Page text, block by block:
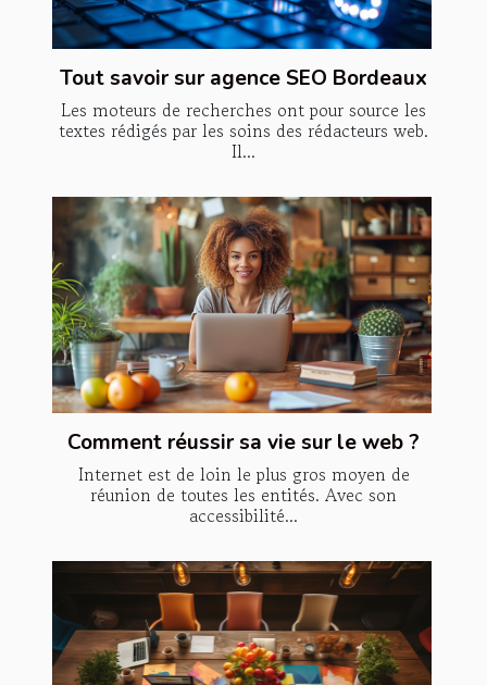
Tout savoir sur agence SEO Bordeaux
Les moteurs de recherches ont pour source les
textes rédigés par les soins des rédacteurs web.
Il...
Comment réussir sa vie sur le web ?
Internet est de loin le plus gros moyen de
réunion de toutes les entités. Avec son
accessibilité...